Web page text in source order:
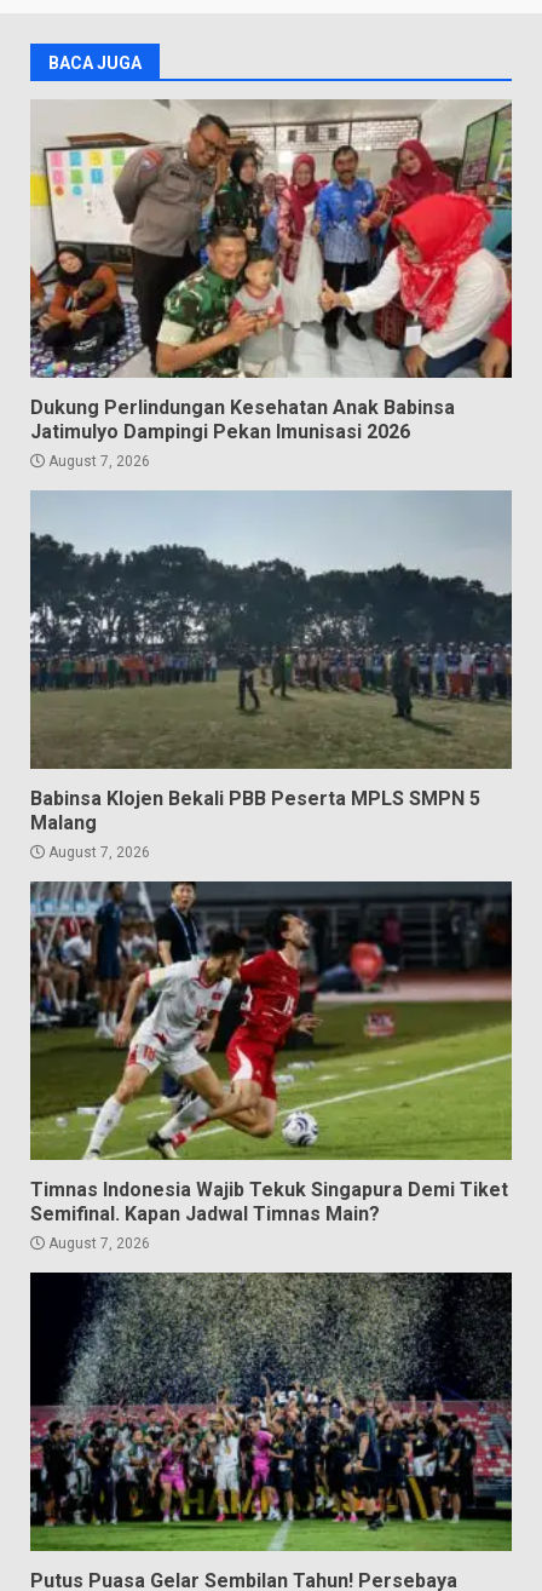
BACA JUGA
Dukung Perlindungan Kesehatan Anak Babinsa
Jatimulyo Dampingi Pekan Imunisasi 2026
August 7, 2026
Babinsa Klojen Bekali PBB Peserta MPLS SMPN 5
Malang
August 7, 2026
Timnas Indonesia Wajib Tekuk Singapura Demi Tiket
Semifinal. Kapan Jadwal Timnas Main?
August 7, 2026
Putus Puasa Gelar Sembilan Tahun! Persebaya